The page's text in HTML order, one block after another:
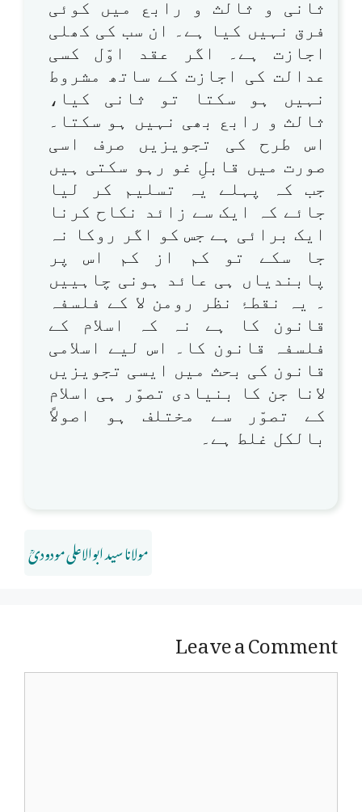
ثانی و ثالث و رابع میں کوئی
فرق نہیں کیا ہے۔ ان سب کی کھلی
اجازت ہے۔ اگر عقد اوّل کسی
عدالت کی اجازت کے ساتھ مشروط
نہیں ہو سکتا تو ثانی کیا،
ثالث و رابع بھی نہیں ہو سکتا۔
اس طرح کی تجویزیں صرف اسی
صورت میں قابلِ غو رہو سکتی ہیں
جب کہ پہلے یہ تسلیم کر لیا
جائے کہ ایک سے زائد نکاح کرنا
ایک برائی ہے جس کو اگر روکا نہ
جا سکے تو کم از کم اس پر
پابندیاں ہی عائد ہونی چاہییں
۔ یہ نقطۂ نظر رومن لا کے فلسفہ
قانون کا ہے نہ کہ اسلام کے
فلسفہ قانون کا۔ اس لیے اسلامی
قانون کی بحث میں ایسی تجویزیں
لانا جن کا بنیادی تصوّر ہی اسلام
کے تصوّر سے مختلف ہو اصولاً
بالکل غلط ہے۔
مولانا سید ابوالاعلی مودودیؒ
Leave a Comment